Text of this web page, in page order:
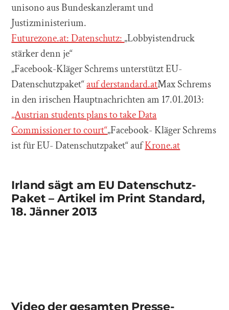
unisono aus Bundeskanzleramt und
Justizministerium.
Futurezone.at: Datenschutz: „Lobbyistendruck
stärker denn je“
„Facebook-Kläger Schrems unterstützt EU-
Datenschutzpaket“auf derstandard.atMax Schrems
in den irischen Hauptnachrichten am 17.01.2013:
„Austrian students plans to take Data
Commissioner to court“„Facebook- Kläger Schrems
ist für EU- Datenschutzpaket“ aufKrone.at
Irland sägt am EU Datenschutz-
Paket – Artikel im Print Standard,
18. Jänner 2013
Video der gesamten Presse-